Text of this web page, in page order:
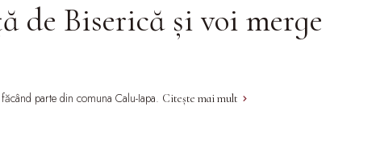
Biserică și voi merge
parte din comuna Calu-Iapa. Citește mai mult